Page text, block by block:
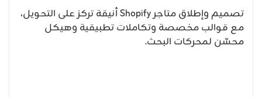
تصميم وإطلاق متاجر Shopify أنيقة تركز على التحويل،
مع قوالب مخصصة وتكاملات تطبيقية وهيكل
محسّن لمحركات البحث.